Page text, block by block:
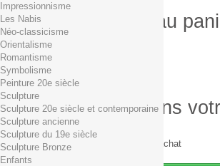
Produit ajouté au
succès
Quantité
Total
Il y a 1 produit dans
Total produits TTC
Frais de port TTC
0,01€ dès 29€ d'achat
Total TTC
Impressionnisme
Les Nabis
Néo-classicisme
Orientalisme
Romantisme
Symbolisme
Peinture 20e siècle
Sculpture
Sculpture 20e siècle et contemporaine
Sculpture ancienne
Sculpture du 19e siècle
Sculpture Bronze
Enfants